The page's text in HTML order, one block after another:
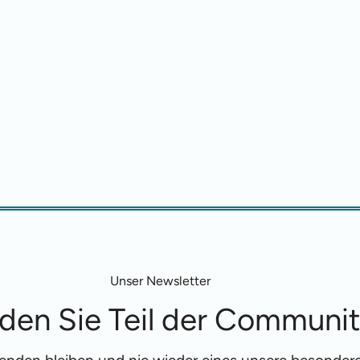
Unser Newsletter
Sie Teil der